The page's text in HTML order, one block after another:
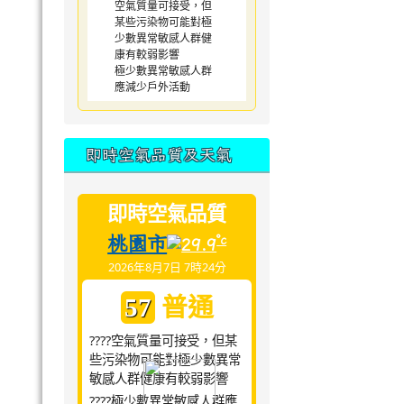
空氣質量可接受，但
某些污染物可能對極
少數異常敏感人群健
康有較弱影響
極少數異常敏感人群
應減少戶外活動
即時空氣品質及天氣
即時空氣品質
桃園市 29.9°c
2026年8月7日 7時24分
57 普通
????空氣質量可接受，但某
些污染物可能對極少數異常
敏感人群健康有較弱影響